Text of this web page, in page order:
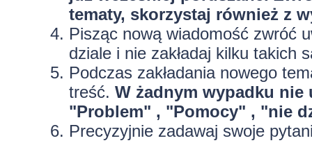
tematy, skorzystaj również z
Pisząc nową wiadomość zwróć
dziale i nie zakładaj kilku takich
Podczas zakładania nowego
treść. W żadnym wypadku
"Problem" , "Pomocy" , "nie
Precyzyjniezadawaj swoje